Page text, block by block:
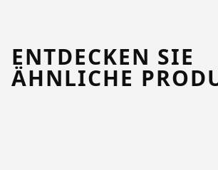
ENTDECKEN SIE
ÄHNLICHE